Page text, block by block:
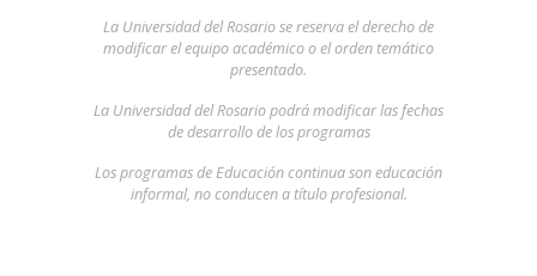
La Universidad del Rosario se reserva el derecho de
modificar el equipo académico o el orden temático
presentado.
La Universidad del Rosario podrá modificar las fechas
de desarrollo de los programas
Los programas de Educación continua son educación
informal, no conducen a título profesional.